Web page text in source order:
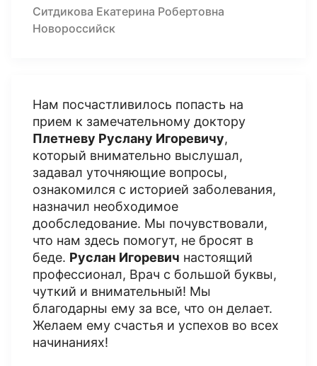
Ситдикова Екатерина Робертовна
Новороссийск
Нам посчастливилось попасть на
прием к замечательному доктору
Плетневу Руслану Игоревичу,
который внимательно выслушал,
задавал уточняющие вопросы,
ознакомился с историей заболевания,
назначил необходимое
дообследование. Мы почувствовали,
что нам здесь помогут, не бросят в
беде. Руслан Игоревич настоящий
профессионал, Врач с большой буквы,
чуткий и внимательный! Мы
благодарны ему за все, что он делает.
Желаем ему счастья и успехов во всех
начинаниях!